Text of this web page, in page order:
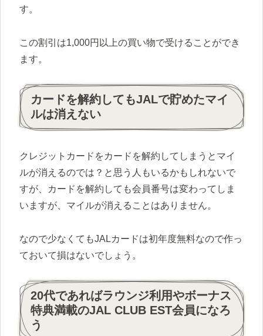
す。
この割引は1,000円以上の買い物で受けることができ
ます。
カードを解約してもJALで貯めたマイ
ルは消えない
クレジットカードをカードを解約してしまうとマイ
ルが消えるのでは？と思う人もいるかもしれないで
すが、カードを解約しても会員番号は変わってしま
いますが、マイルが消えることはありません。
なので少なくてもJALカードは初年度無料なので作っ
ておいて損はないでしょう。
20代であればラウンジ利用やボーナス
特典満載のJAL CLUB EST会員になろ
う